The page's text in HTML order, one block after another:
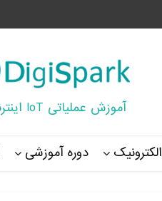
آموزش عملیاتی IoT اینترنت اشیا
الکترونیک دوره آموزشی